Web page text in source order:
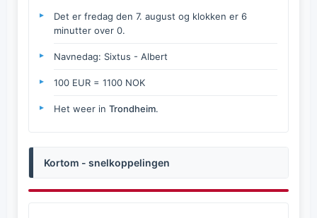
Det er fredag den 7. august og klokken er 6
minutter over 0.
Navnedag: Sixtus - Albert
100 EUR = 1100 NOK
Het weer in Trondheim.
Kortom - snelkoppelingen